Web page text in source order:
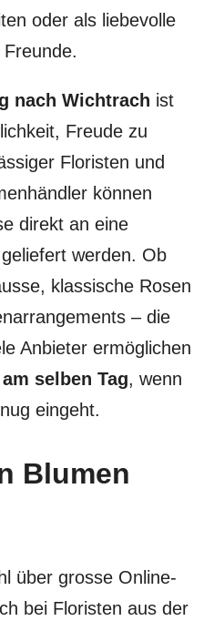
oder als liebevolle
nach Wichtrach ist
Freude zu
Floristen und
können
direkt an eine
werden. Ob
klassische Rosen
– die
Anbieter ermöglichen
selben Tag, wenn
eingeht.
Blumen
über grosse Online-
bei Floristen aus der